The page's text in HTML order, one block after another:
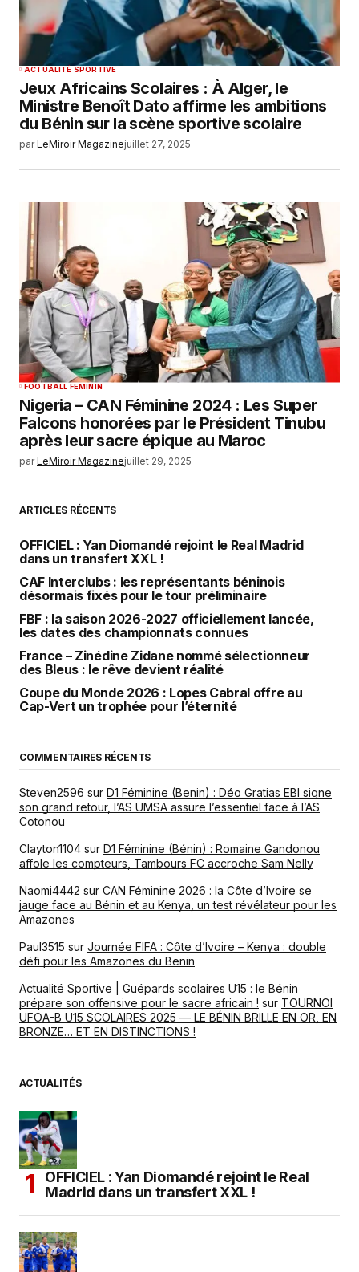
ACTUALITÉ SPORTIVE
Jeux Africains Scolaires : À Alger, le
Ministre Benoît Dato affirme les ambitions
du Bénin sur la scène sportive scolaire
par LeMiroir Magazinejuillet 27, 2025
FOOTBALL FEMININ
Nigeria – CAN Féminine 2024 : Les Super
Falcons honorées par le Président Tinubu
après leur sacre épique au Maroc
par LeMiroir Magazinejuillet 29, 2025
ARTICLES RÉCENTS
OFFICIEL : Yan Diomandé rejoint le Real Madrid
dans un transfert XXL !
CAF Interclubs : les représentants béninois
désormais fixés pour le tour préliminaire
FBF : la saison 2026-2027 officiellement lancée,
les dates des championnats connues
France – Zinédine Zidane nommé sélectionneur
des Bleus : le rêve devient réalité
Coupe du Monde 2026 : Lopes Cabral offre au
Cap-Vert un trophée pour l’éternité
COMMENTAIRES RÉCENTS
Steven2596 sur D1 Féminine (Benin) : Déo Gratias EBI signe
son grand retour, l’AS UMSA assure l’essentiel face à l’AS
Cotonou
Clayton1104 sur D1 Féminine (Bénin) : Romaine Gandonou
affole les compteurs, Tambours FC accroche Sam Nelly
Naomi4442 sur CAN Féminine 2026 : la Côte d’Ivoire se
jauge face au Bénin et au Kenya, un test révélateur pour les
Amazones
Paul3515 sur Journée FIFA : Côte d’Ivoire – Kenya : double
défi pour les Amazones du Benin
Actualité Sportive | Guépards scolaires U15 : le Bénin
prépare son offensive pour le sacre africain ! sur TOURNOI
UFOA-B U15 SCOLAIRES 2025 — LE BÉNIN BRILLE EN OR, EN
BRONZE… ET EN DISTINCTIONS !
ACTUALITÉS
OFFICIEL : Yan Diomandé rejoint le Real
Madrid dans un transfert XXL !